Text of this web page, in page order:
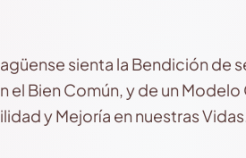
sienta la Bendición de
Bien Común, y de un
y Mejoría en nuestras